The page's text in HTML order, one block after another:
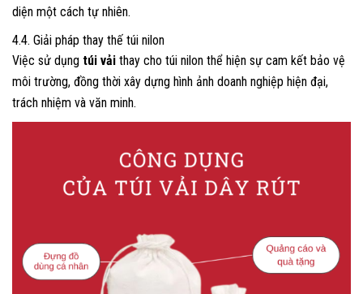
diện một cách tự nhiên.
4.4. Giải pháp thay thế túi nilon
Việc sử dụng túi vải thay cho túi nilon thể hiện sự cam kết bảo vệ
môi trường, đồng thời xây dựng hình ảnh doanh nghiệp hiện đại,
trách nhiệm và văn minh.